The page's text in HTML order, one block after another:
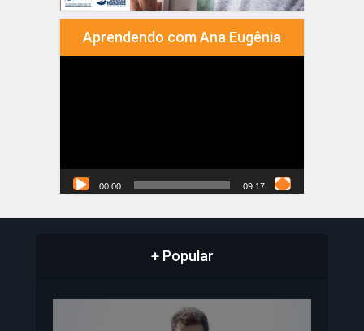
Aprendendo com Ana Eugênia
00:00 09:17
+ Popular